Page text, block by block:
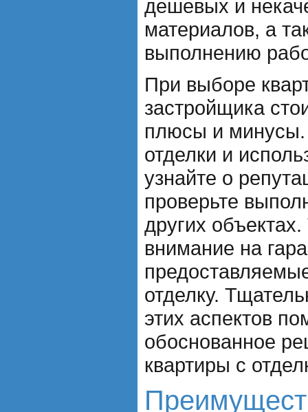
дешевых и
материалов, а
выполнению
При выборе
застройщика
плюсы и минусы.
отделки и
узнайте о
проверьте
других
внимание на
отделку.
этих аспектов
обоснованное
квартиры с